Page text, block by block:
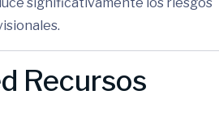
Recursos